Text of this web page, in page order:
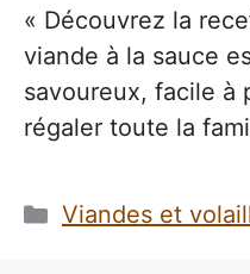
« Découvrez la
viande à la sauce
savoureux, facile à
régaler toute la
Catégories
Viandes et